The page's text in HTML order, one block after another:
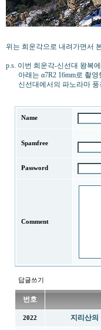
위는 희운각으로 내려가면서
p.s. 이번 희운각-신선대 왕복
아래는 α7R2 16mm로 촬영
신선대에서의 파노라마 풍
Name
Spamfree
Password
Comment
답글쓰기
번호
2022 지리산의